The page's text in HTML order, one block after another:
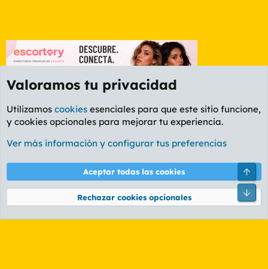
Foro Informática y Videojuegos
Cookies
PL OLDSTYLE AMARILLO
Términos y reglas Política de privacidad Ayuda
Community platform by XenForo® © 2010-2026 XenForo Ltd.
Valoramos tu privacidad
Utilizamos cookies esenciales para que este sitio funcione,
y cookies opcionales para mejorar tu experiencia.
Ver más información y configurar tus preferencias
Aceptar todas las cookies
Rechazar cookies opcionales
Pie